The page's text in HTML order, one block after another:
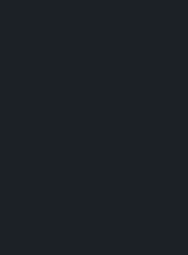
นขณะเดียวกันก็เต็มไป
ที่ทำให้คนดูต้องติดตาม
รีส์นี้จึงเป็นอีกหนึ่งเรื่องที่
และ Mori Kanna